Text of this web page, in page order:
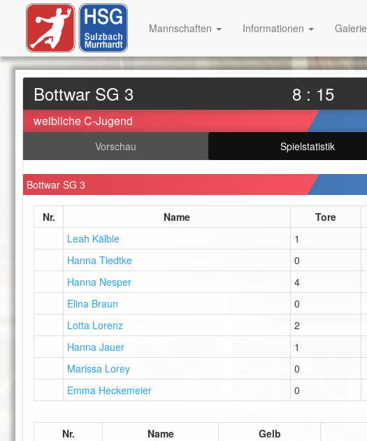
Bottwar SG 3 8 : 15
weibliche C-Jugend
Vorschau Spielstatistik
Bottwar SG 3
Nr. Name Tore
Leah Kälble
1
Hanna Tiedtke
0
Hanna Nesper
4
Elina Braun
0
Lotta Lorenz
2
Hanna Jauer
1
Marissa Lorey
0
Emma Heckemeier
0
Nr. Name Gelb
Mannschaften Informationen Galerie